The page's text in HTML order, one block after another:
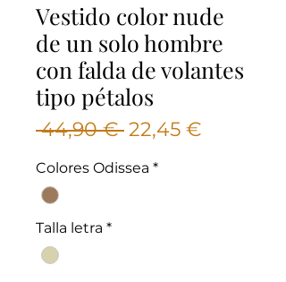
Vestido color nude
de un solo hombre
con falda de volantes
tipo pétalos
44,90 € Precio
22,45 €
Colores Odissea *
Talla letra *